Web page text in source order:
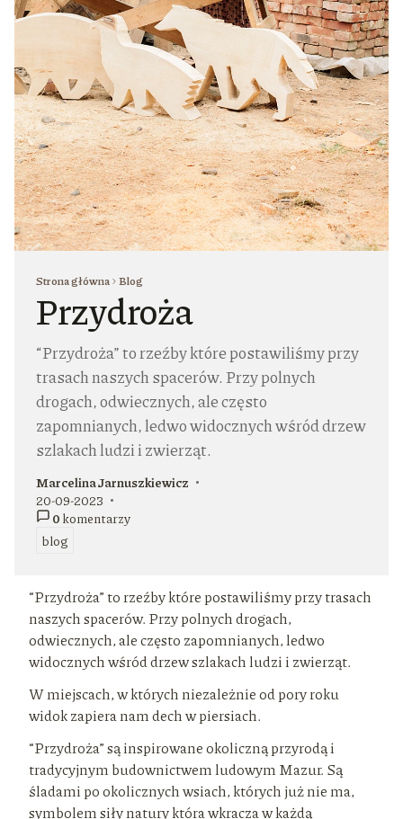
Strona główna Blog
Przydroża
“Przydroża” to rzeźby które postawiliśmy przy
trasach naszych spacerów. Przy polnych
drogach, odwiecznych, ale często
zapomnianych, ledwo widocznych wśród drzew
szlakach ludzi i zwierząt.
autor:
Marcelina Jarnuszkiewicz
dodano:
20-09-2023
0 komentarzy
w kategorii
blog
“Przydroża” to rzeźby które postawiliśmy przy trasach
naszych spacerów. Przy polnych drogach,
odwiecznych, ale często zapomnianych, ledwo
widocznych wśród drzew szlakach ludzi i zwierząt.
W miejscach, w których niezależnie od pory roku
widok zapiera nam dech w piersiach.
“Przydroża” są inspirowane okoliczną przyrodą i
tradycyjnym budownictwem ludowym Mazur. Są
śladami po okolicznych wsiach, których już nie ma,
symbolem siły natury która wkracza w każdą